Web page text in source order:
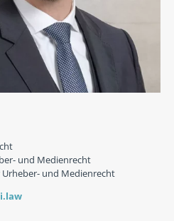
und Medienrecht
und Medienrecht